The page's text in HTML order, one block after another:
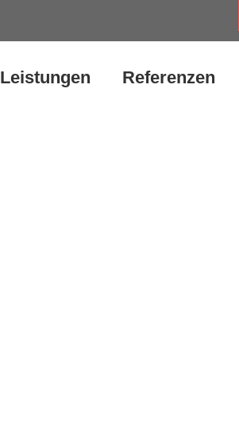
Leistungen Referenzen